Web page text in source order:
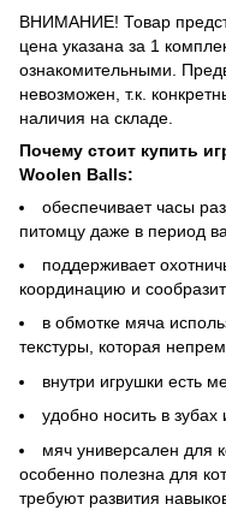
ВНИМАНИЕ! Товар
цена указана за 1
ознакомительными.
невозможен, т.к.
наличия на складе.
Почему стоит купить
Woolen Balls:
обеспечивает часы
питомцу даже в период
поддерживает
координацию и
в обмотке мяча
текстуры, которая
внутри игрушки есть
удобно носить в зубах
мяч универсален для
особенно полезна для
требуют развития